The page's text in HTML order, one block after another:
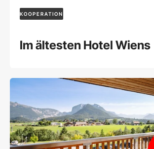
KOOPERATION
Im ältesten Hotel Wiens